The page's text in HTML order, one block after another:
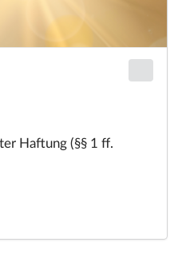
Haftung (§§ 1 ff.